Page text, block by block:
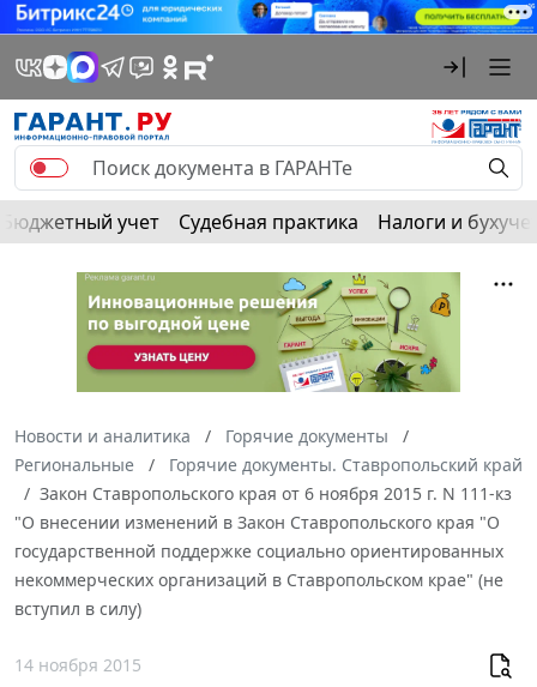
Бюджетный учет Судебная практика Налоги и
Новости и аналитика
Горячие документы
Региональные
Горячие документы. Ставропольский край
Закон Ставропольского края от 6 ноября 2015 г. N 111-кз
"О внесении изменений в Закон Ставропольского края "О
государственной поддержке социально ориентированных
некоммерческих организаций в Ставропольском крае" (не
вступил в силу)
14 ноября 2015